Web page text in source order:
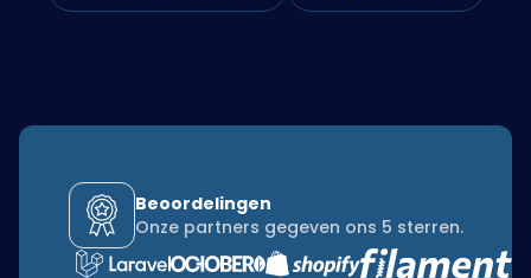
Beoordelingen
Onze partners gegeven ons 5 sterren.